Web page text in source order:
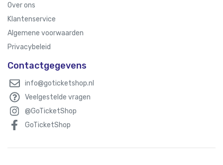
Over ons
Klantenservice
Algemene voorwaarden
Privacybeleid
Contactgegevens
info@goticketshop.nl
Veelgestelde vragen
@GoTicketShop
GoTicketShop